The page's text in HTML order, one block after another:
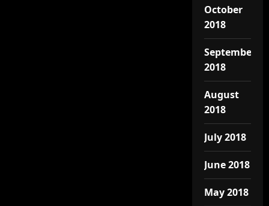
October
2018
September
2018
August
2018
July 2018
June 2018
May 2018